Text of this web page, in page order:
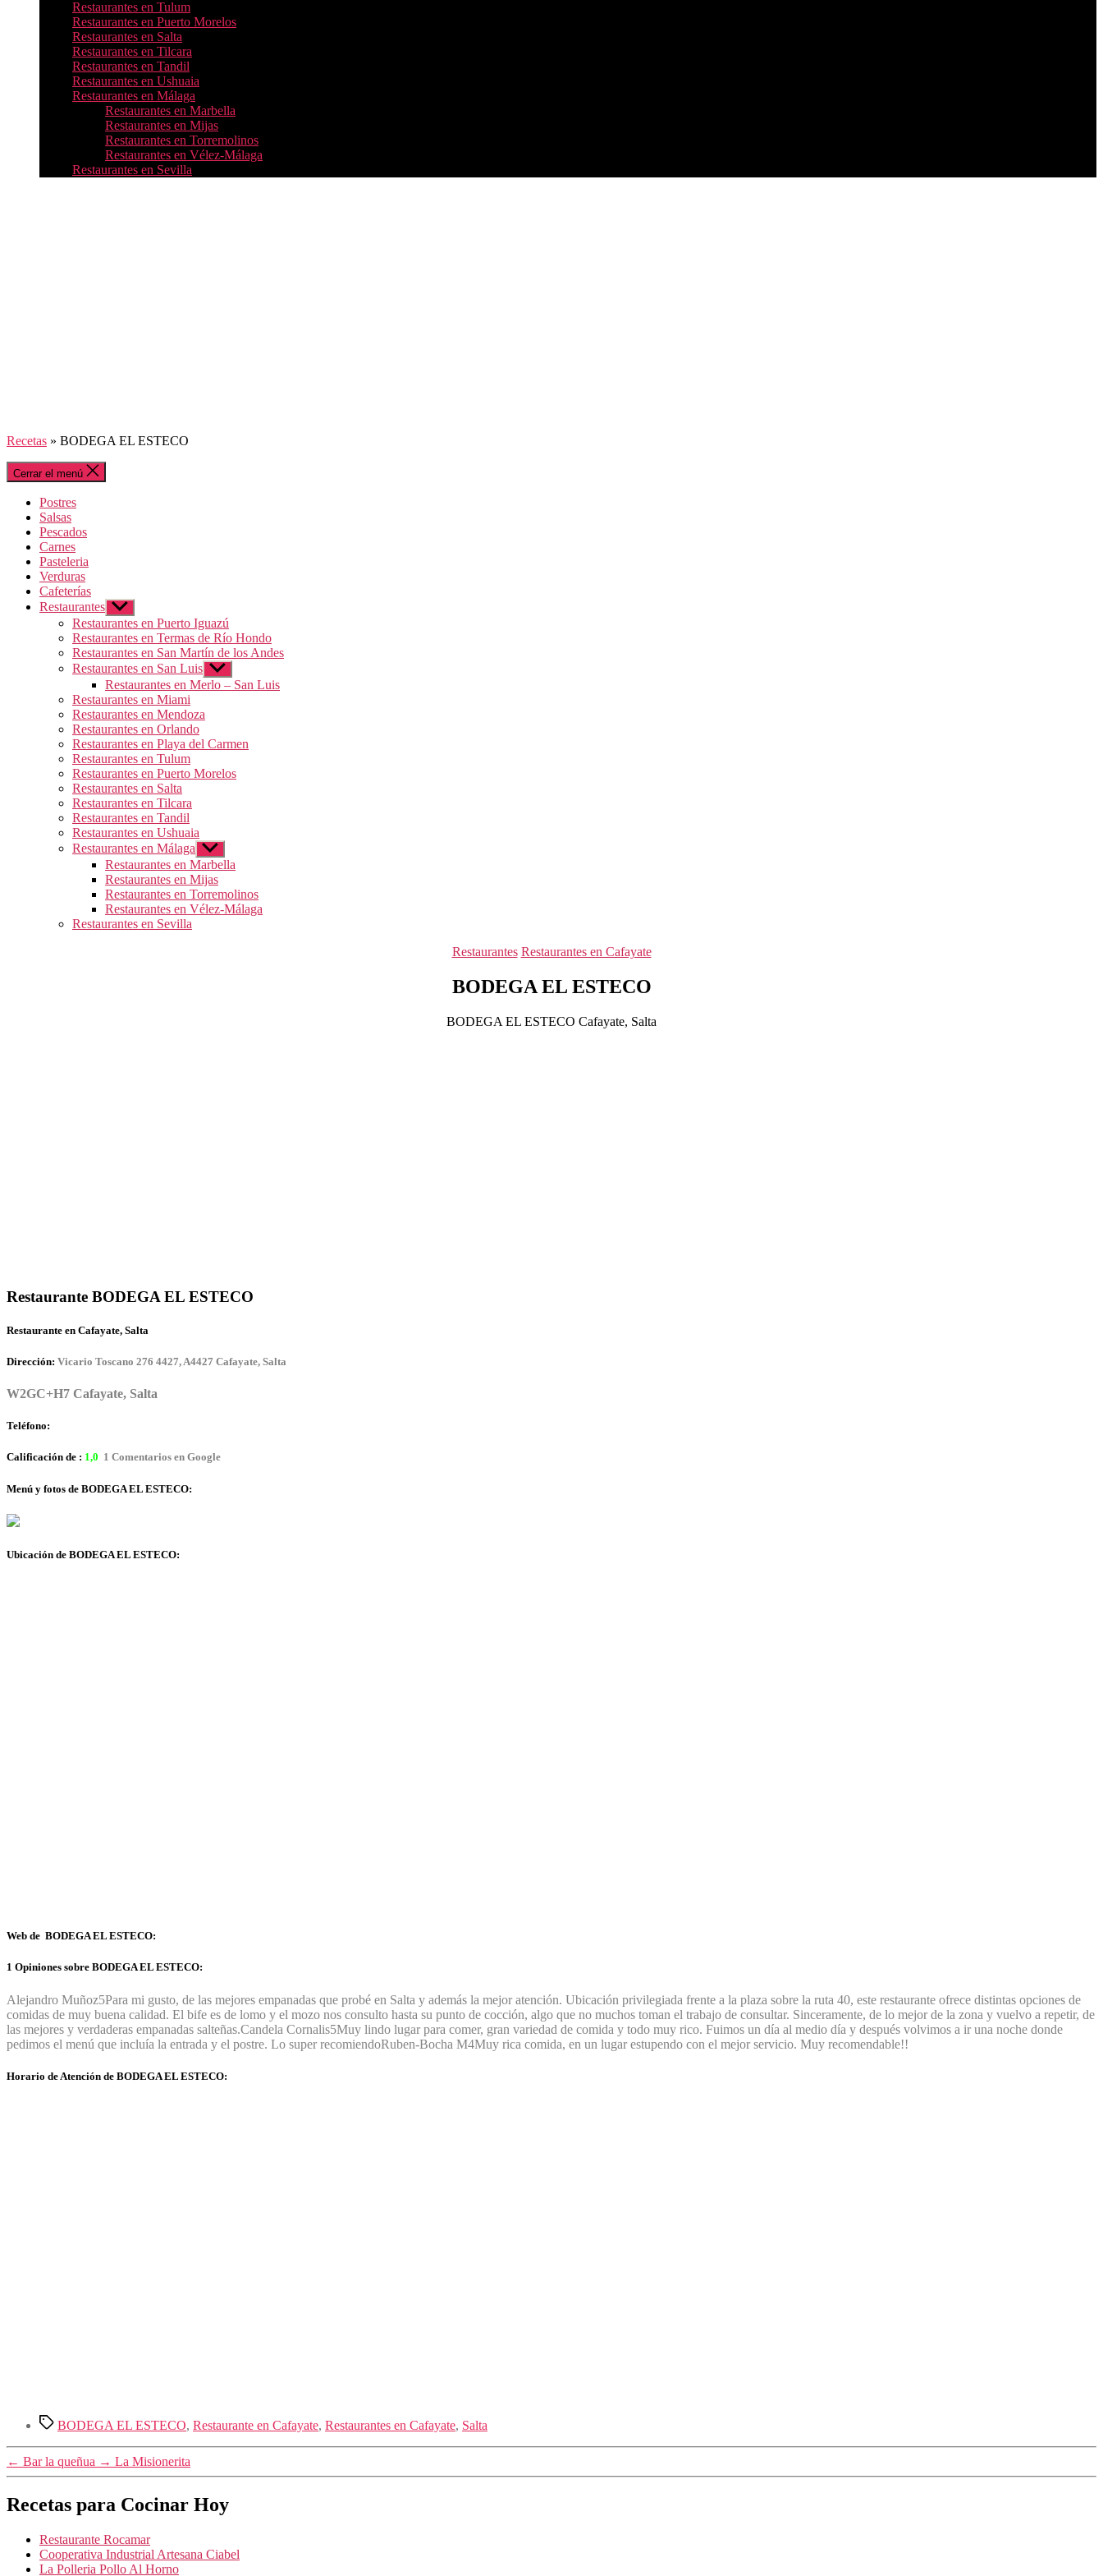
Restaurantes en Tulum
Restaurantes en Puerto Morelos
Restaurantes en Salta
Restaurantes en Tilcara
Restaurantes en Tandil
Restaurantes en Ushuaia
Restaurantes en Málaga
Restaurantes en Marbella
Restaurantes en Mijas
Restaurantes en Torremolinos
Restaurantes en Vélez-Málaga
Restaurantes en Sevilla
Recetas » BODEGA EL ESTECO
Cerrar el menú
Postres
Salsas
Pescados
Carnes
Pasteleria
Verduras
Cafeterías
Restaurantes Mostrar
el
submenú
Restaurantes en Puerto Iguazú
Restaurantes en Termas de Río Hondo
Restaurantes en San Martín de los Andes
Restaurantes en San Luis Mostrar
el
submenú
Restaurantes en Merlo – San Luis
Restaurantes en Miami
Restaurantes en Mendoza
Restaurantes en Orlando
Restaurantes en Playa del Carmen
Restaurantes en Tulum
Restaurantes en Puerto Morelos
Restaurantes en Salta
Restaurantes en Tilcara
Restaurantes en Tandil
Restaurantes en Ushuaia
Restaurantes en Málaga Mostrar
el
submenú
Restaurantes en Marbella
Restaurantes en Mijas
Restaurantes en Torremolinos
Restaurantes en Vélez-Málaga
Restaurantes en Sevilla
Categorías
Restaurantes Restaurantes en Cafayate
BODEGA EL ESTECO
BODEGA EL ESTECO Cafayate, Salta
Restaurante BODEGA EL ESTECO
Restaurante en Cafayate, Salta
Dirección: Vicario Toscano 276 4427, A4427 Cafayate, Salta
W2GC+H7 Cafayate, Salta
Teléfono:
Calificación de : 1,0 1 Comentarios en Google
Menú y fotos de BODEGA EL ESTECO:
Ubicación de BODEGA EL ESTECO:
Web de BODEGA EL ESTECO:
1 Opiniones sobre BODEGA EL ESTECO:
Alejandro Muñoz5Para mi gusto, de las mejores empanadas que probé en Salta y además la mejor atención. Ubicación privilegiada frente a la plaza sobre la ruta 40, este restaurante ofrece distintas opciones de
comidas de muy buena calidad. El bife es de lomo y el mozo nos consulto hasta su punto de cocción, algo que no muchos toman el trabajo de consultar. Sinceramente, de lo mejor de la zona y vuelvo a repetir, de
las mejores y verdaderas empanadas salteñas.Candela Cornalis5Muy lindo lugar para comer, gran variedad de comida y todo muy rico. Fuimos un día al medio día y después volvimos a ir una noche donde
pedimos el menú que incluía la entrada y el postre. Lo super recomiendoRuben-Bocha M4Muy rica comida, en un lugar estupendo con el mejor servicio. Muy recomendable!!
Horario de Atención de BODEGA EL ESTECO:
Etiquetas
BODEGA EL ESTECO, Restaurante en Cafayate, Restaurantes en Cafayate, Salta
← Bar la queñua → La Misionerita
Recetas para Cocinar Hoy
Restaurante Rocamar
Cooperativa Industrial Artesana Ciabel
La Polleria Pollo Al Horno